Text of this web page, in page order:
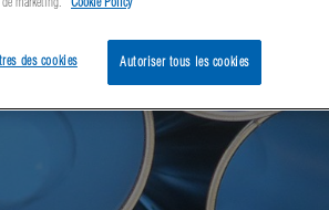
Autoriser tous les cookies
des cookies